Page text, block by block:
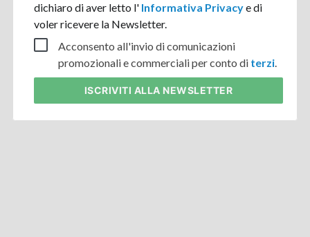
dichiaro di aver letto l' Informativa Privacye di
voler ricevere la Newsletter.
Acconsento all'invio di comunicazioni
promozionali e commerciali per conto di terzi.
ISCRIVITI ALLA NEWSLETTER